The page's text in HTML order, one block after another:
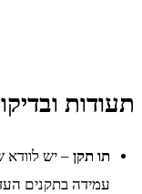
תעודות
תו תקן – יש
עמידה בתקנים